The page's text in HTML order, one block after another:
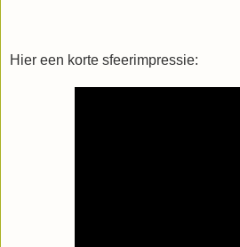
Hier een korte sfeerimpressie: